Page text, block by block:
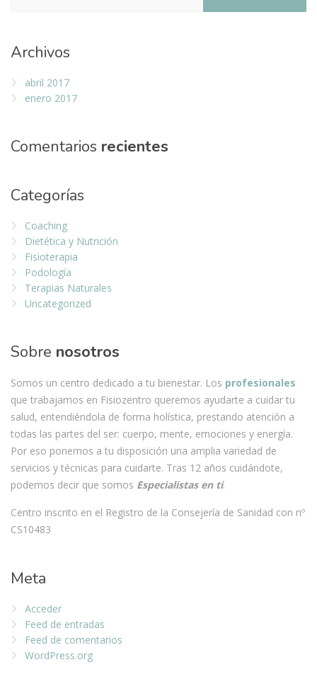
Archivos
abril 2017
enero 2017
Comentarios recientes
Categorías
Coaching
Dietética y Nutrición
Fisioterapia
Podología
Terapias Naturales
Uncategorized
Sobre nosotros
Somos un centro dedicado a tu bienestar. Los profesionales
que trabajamos en Fisiozentro queremos ayudarte a cuidar tu
salud, entendiéndola de forma holística, prestando atención a
todas las partes del ser: cuerpo, mente, emociones y energía.
Por eso ponemos a tu disposición una amplia variedad de
servicios y técnicas para cuidarte. Tras 12 años cuidándote,
podemos decir que somos Especialistas en ti.
Centro inscrito en el Registro de la Consejería de Sanidad con nº
CS10483
Meta
Acceder
Feed de entradas
Feed de comentarios
WordPress.org